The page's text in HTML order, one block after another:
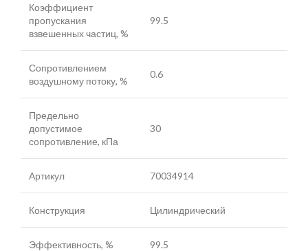
Коэффициент
пропускания
взвешенных частиц, %
99.5
Сопротивлением
воздушному потоку, %
0.6
Предельно
допустимое
сопротивление, кПа
30
Артикул 70034914
Конструкция Цилиндрический
Эффективность, % 99.5